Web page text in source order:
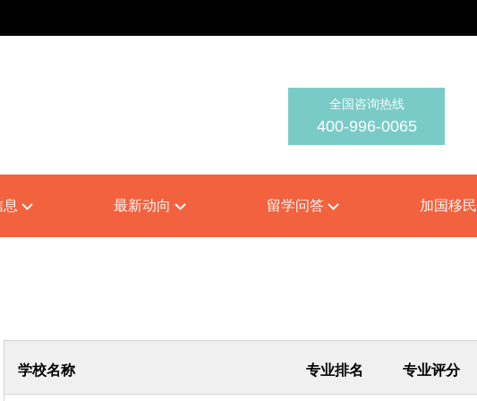
全国咨询热线
400-996-0065
息 最新动向 留学问答 加国移民
学校名称 专业排名 专业评分